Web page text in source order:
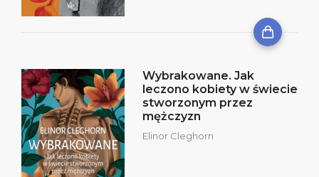
Wybrakowane. Jak
leczono kobiety w świecie
stworzonym przez
mężczyzn
Elinor Cleghorn